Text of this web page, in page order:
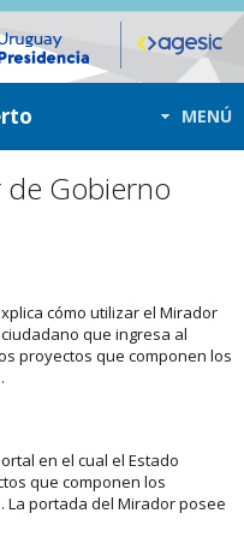
MENÚ
Gobierno
cómo utilizar el Mirador
que ingresa al
proyectos que componen los
en el cual el Estado
que componen los
portada del Mirador posee